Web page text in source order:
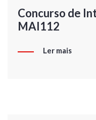
Concurso de
MAI112
Ler mais